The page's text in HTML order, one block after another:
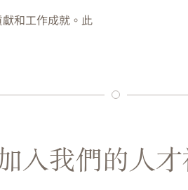
和工作成就。此
入我們的人才